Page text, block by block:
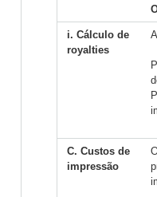
i. Cálculo de
royalties
C. Custos de
impressão